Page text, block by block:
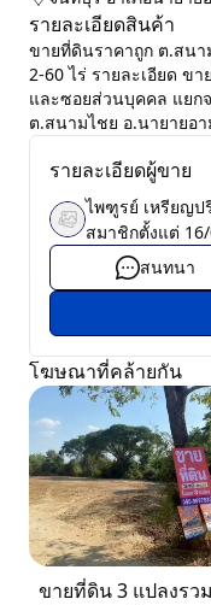
รายละเอียดสินค้า
ขายที่ดินราคาถูก ต.สนา
2-60 ไร่ รายละเอียด
และซอยส่วนบุคคล แยก
ต.สนามไชย อ.นายายอ
รายละเอียดผู้ขาย
ไพฑูรย์ เหรียญป
สมาชิกตั้งแต่
สนทนา
โฆษณาที่คล้ายกัน